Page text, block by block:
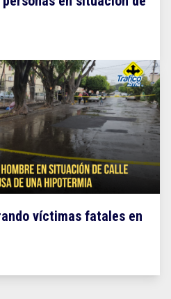
víctimas fatales en